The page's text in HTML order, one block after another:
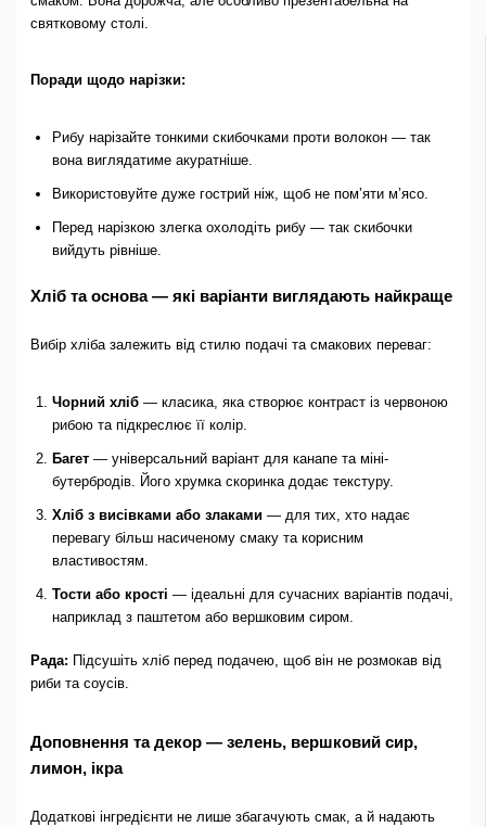
святковому столі.
Поради щодо нарізки:
Рибу нарізайте тонкими скибочками проти волокон — так
вона виглядатиме акуратніше.
Використовуйте дуже гострий ніж, щоб не пом’яти м’ясо.
Перед нарізкою злегка охолодіть рибу — так скибочки
вийдуть рівніше.
Хліб та основа — які варіанти виглядають найкраще
Вибір хліба залежить від стилю подачі та смакових переваг:
Чорний хліб— класика, яка створює контраст із червоною
рибою та підкреслює її колір.
Багет— універсальний варіант для канапе та міні-
бутербродів. Його хрумка скоринка додає текстуру.
Хліб з висівками або злаками— для тих, хто надає
перевагу більш насиченому смаку та корисним
властивостям.
Тости або крості — ідеальні для сучасних варіантів подачі,
наприклад з паштетом або вершковим сиром.
Рада: Підсушіть хліб перед подачею, щоб він не розмокав від
риби та соусів.
Доповнення та декор — зелень, вершковий сир,
лимон, ікра
Додаткові інгредієнти не лише збагачують смак, а й надають